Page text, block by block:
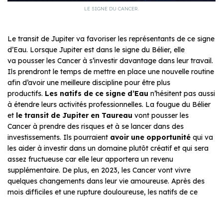
LE SIGNE DU CANCER.
Le transit de Jupiter va favoriser les représentants de ce signe
d’Eau. Lorsque Jupiter est dans le signe du Bélier, elle
va pousser les Cancer à s’investir davantage dans leur travail.
Ils prendront le temps de mettre en place une nouvelle routine
afin d’avoir une meilleure discipline pour être plus
productifs. Les natifs de ce signe d’Eau n’hésitent pas aussi
à étendre leurs activités professionnelles. La fougue du Bélier
et le transit de Jupiter en Taureau vont pousser les
Cancer à prendre des risques et à se lancer dans des
investissements. Ils pourraient avoir une opportunité qui va
les aider à investir dans un domaine plutôt créatif et qui sera
assez fructueuse car elle leur apportera un revenu
supplémentaire. De plus, en 2023, les Cancer vont vivre
quelques changements dans leur vie amoureuse. Après des
mois difficiles et une rupture douloureuse, les natifs de ce